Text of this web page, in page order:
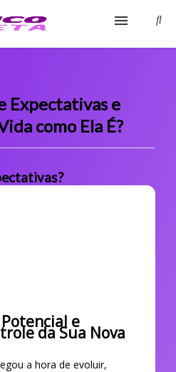
Expectativas e
como Ela É?
e
da Sua Nova
a hora de evoluir,